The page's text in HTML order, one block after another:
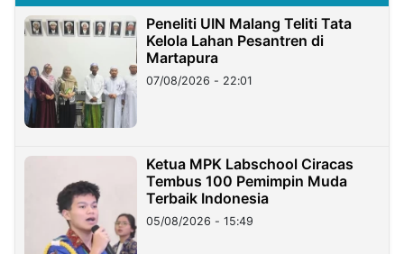
Peneliti UIN Malang Teliti Tata
Kelola Lahan Pesantren di
Martapura
07/08/2026 - 22:01
Ketua MPK Labschool Ciracas
Tembus 100 Pemimpin Muda
Terbaik Indonesia
05/08/2026 - 15:49